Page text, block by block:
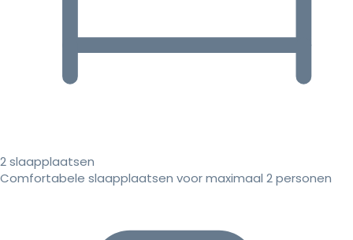
2 slaapplaatsen
Comfortabele slaapplaatsen voor maximaal 2 personen